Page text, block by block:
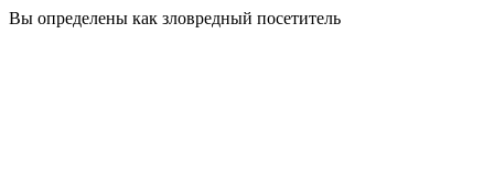
Вы определены как зловредный посетитель